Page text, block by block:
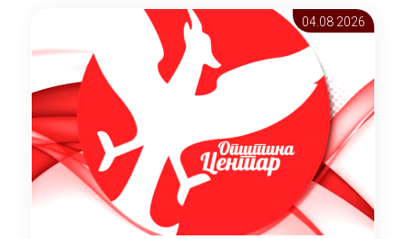
Скопје” број 9/2026), за времетраење од 3
(три) години од денот на потпишувањето на
Договорот за закуп со најповолниот
понудувач.
04.08 2026